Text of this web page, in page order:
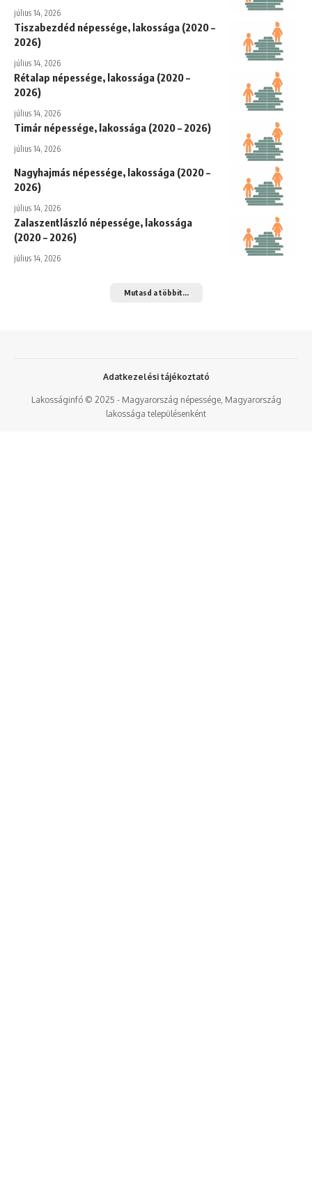
július 14, 2026
Tiszabezdéd népessége, lakossága (2020 –
2026)
július 14, 2026
Rétalap népessége, lakossága (2020 –
2026)
július 14, 2026
Timár népessége, lakossága (2020 – 2026)
július 14, 2026
Nagyhajmás népessége, lakossága (2020 –
2026)
július 14, 2026
Zalaszentlászló népessége, lakossága
(2020 – 2026)
július 14, 2026
Mutasd a többit...
Lakosságinfó © 2025 - Magyarország népessége, Magyarország
lakossága településenként
Adatkezelési tájékoztató